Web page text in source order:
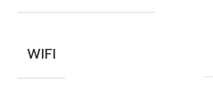
WIFI